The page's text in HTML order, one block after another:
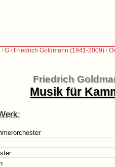
/G / Friedrich Goldmann (1941-2009) /
Friedrich
Musik für